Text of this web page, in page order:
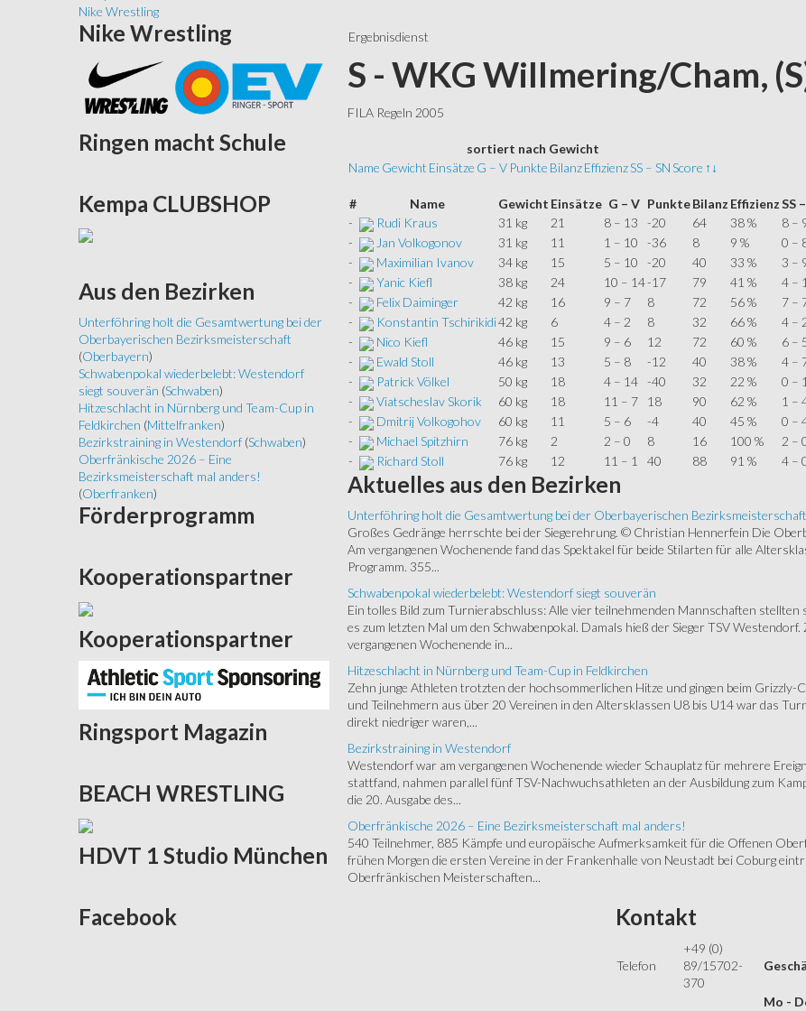
Nike Wrestling
Ergebnisdienst
S - WKG Willmering/Cham,
FILA Regeln 2005
sortiert nach Gewicht
Name Gewicht Einsätze G – V Punkte Bilanz EffizienzSS – SNScore ↑↓
# Name Gewicht Einsätze G – V Punkte Bilanz EffizienzSS
-
Rudi Kraus 31 kg 21 8 – 13 -20 64 38 % 8 –
-
Jan Volkogonov 31 kg 11 1 – 10 -36 8 9 % 0 –
-
Maximilian Ivanov 34 kg 15 5 – 10 -20 40 33 % 3 –
-
Yanic Kiefl 38 kg 24 10 – 14-17 79 41 % 4 –
-
Felix Daiminger 42 kg 16 9 – 7 8 72 56 % 7 –
-
Konstantin Tschirikidi42 kg 6 4 – 2 8 32 66 % 4 –
-
Nico Kiefl 46 kg 15 9 – 6 12 72 60 % 6 –
-
Ewald Stoll 46 kg 13 5 – 8 -12 40 38 % 4 –
-
Patrick Völkel 50 kg 18 4 – 14 -40 32 22 % 0 –
-
Viatscheslav Skorik 60 kg 18 11 – 7 18 90 62 % 1 –
-
Dmitrij Volkogohov 60 kg 11 5 – 6 -4 40 45 % 0 –
-
Michael Spitzhirn 76 kg 2 2 – 0 8 16 100 % 2 –
-
Richard Stoll 76 kg 12 11 – 1 40 88 91 % 4 –
Aktuelles aus den Bezirken
Unterföhring holt die Gesamtwertung bei der Oberbayerischen Bezirksmeisterschaft
Großes Gedränge herrschte bei der Siegerehrung. © Christian Hennerfein Die
Am vergangenen Wochenende fand das Spektakel für beide Stilarten für alle
Programm. 355...
Schwabenpokal wiederbelebt: Westendorf siegt souverän
Ein tolles Bild zum Turnierabschluss: Alle vier teilnehmenden Mannschaften
es zum letzten Mal um den Schwabenpokal. Damals hieß der Sieger TSV
vergangenen Wochenende in...
Hitzeschlacht in Nürnberg und Team-Cup in Feldkirchen
Zehn junge Athleten trotzten der hochsommerlichen Hitze und gingen beim
und Teilnehmern aus über 20 Vereinen in den Altersklassen U8 bis U14 war das
direkt niedriger waren,...
Bezirkstraining in Westendorf
Westendorf war am vergangenen Wochenende wieder Schauplatz für mehrere
stattfand, nahmen parallel fünf TSV-Nachwuchsathleten an der Ausbildung zum
die 20. Ausgabe des...
Oberfränkische 2026 – Eine Bezirksmeisterschaft mal anders!
540 Teilnehmer, 885 Kämpfe und europäische Aufmerksamkeit für die Offenen
frühen Morgen die ersten Vereine in der Frankenhalle von Neustadt bei Coburg
Oberfränkischen Meisterschaften...
Nike Wrestling
Ringen macht Schule
Kempa CLUBSHOP
Aus den Bezirken
Unterföhring holt die Gesamtwertung bei der
Oberbayerischen Bezirksmeisterschaft
(Oberbayern)
Schwabenpokal wiederbelebt: Westendorf
siegt souverän (Schwaben)
Hitzeschlacht in Nürnberg und Team-Cup in
Feldkirchen (Mittelfranken)
Bezirkstraining in Westendorf (Schwaben)
Oberfränkische 2026 – Eine
Bezirksmeisterschaft mal anders!
(Oberfranken)
Förderprogramm
Kooperationspartner
Kooperationspartner
Ringsport Magazin
BEACH WRESTLING
HDVT 1 Studio München
Facebook Kontakt
Telefon
+49 (0)
89/15702-
370
Mo -